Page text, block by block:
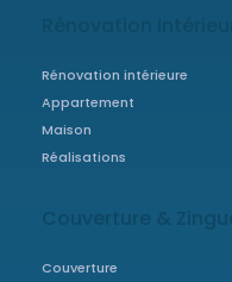
Rénovation intérieure
Appartement
Maison
Réalisations
Couverture &
Couverture